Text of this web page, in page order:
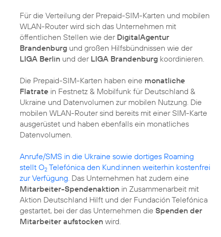
Für die Verteilung der Prepaid-SIM-Karten und mobilen
WLAN-Router wird sich das Unternehmen mit
öffentlichen Stellen wie der DigitalAgentur
Brandenburg und großen Hilfsbündnissen wie der
LIGA Berlin und der LIGA Brandenburg koordinieren.
Die Prepaid-SIM-Karten haben eine monatliche
Flatrate in Festnetz & Mobilfunk für Deutschland &
Ukraine und Datenvolumen zur mobilen Nutzung. Die
mobilen WLAN-Router sind bereits mit einer SIM-Karte
ausgerüstet und haben ebenfalls ein monatliches
Datenvolumen.
Anrufe/SMS in die Ukraine sowie dortiges Roaming
stellt O2 Telefónica den Kund:innen weiterhin kostenfrei
zur Verfügung. Das Unternehmen hat zudem eine
Mitarbeiter-Spendenaktion in Zusammenarbeit mit
Aktion Deutschland Hilft und der Fundación Telefónica
gestartet, bei der das Unternehmen die Spenden der
Mitarbeiter aufstocken wird.